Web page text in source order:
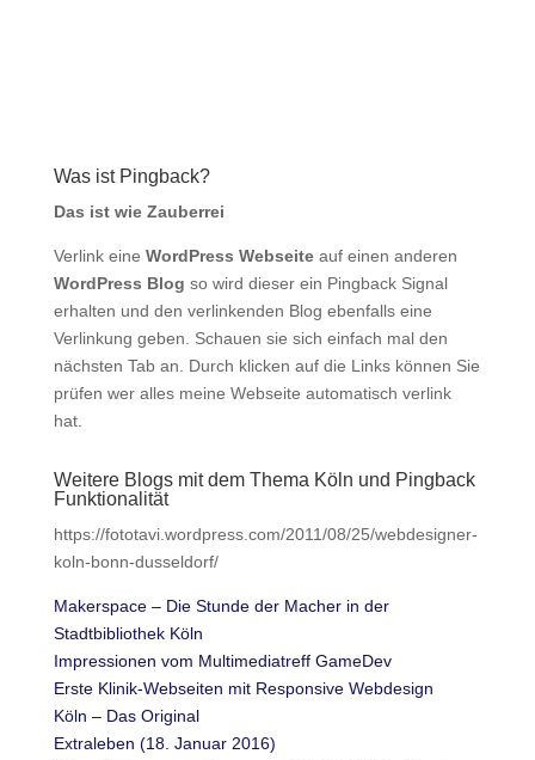
Was ist Pingback?
Das ist wie Zauberrei
Verlink eine WordPress Webseiteauf einen anderen
WordPress Blog so wird dieser ein Pingback Signal
erhalten und den verlinkenden Blog ebenfalls eine
Verlinkung geben. Schauen sie sich einfach mal den
nächsten Tab an. Durch klicken auf die Links können Sie
prüfen wer alles meine Webseite automatisch verlink
hat.
Weitere Blogs mit dem Thema Köln und Pingback
Funktionalität
https://fototavi.wordpress.com/2011/08/25/webdesigner-
koln-bonn-dusseldorf/
Makerspace – Die Stunde der Macher in der
Stadtbibliothek Köln
Impressionen vom Multimediatreff GameDev
Erste Klinik-Webseiten mit Responsive Webdesign
Köln – Das Original
Extraleben (18. Januar 2016)